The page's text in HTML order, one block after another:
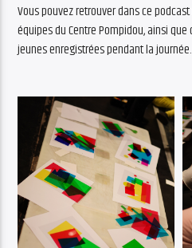
Vous pouvez retrouver dans ce
équipes du Centre Pompidou, ainsi
jeunes enregistrées pendant la journée.